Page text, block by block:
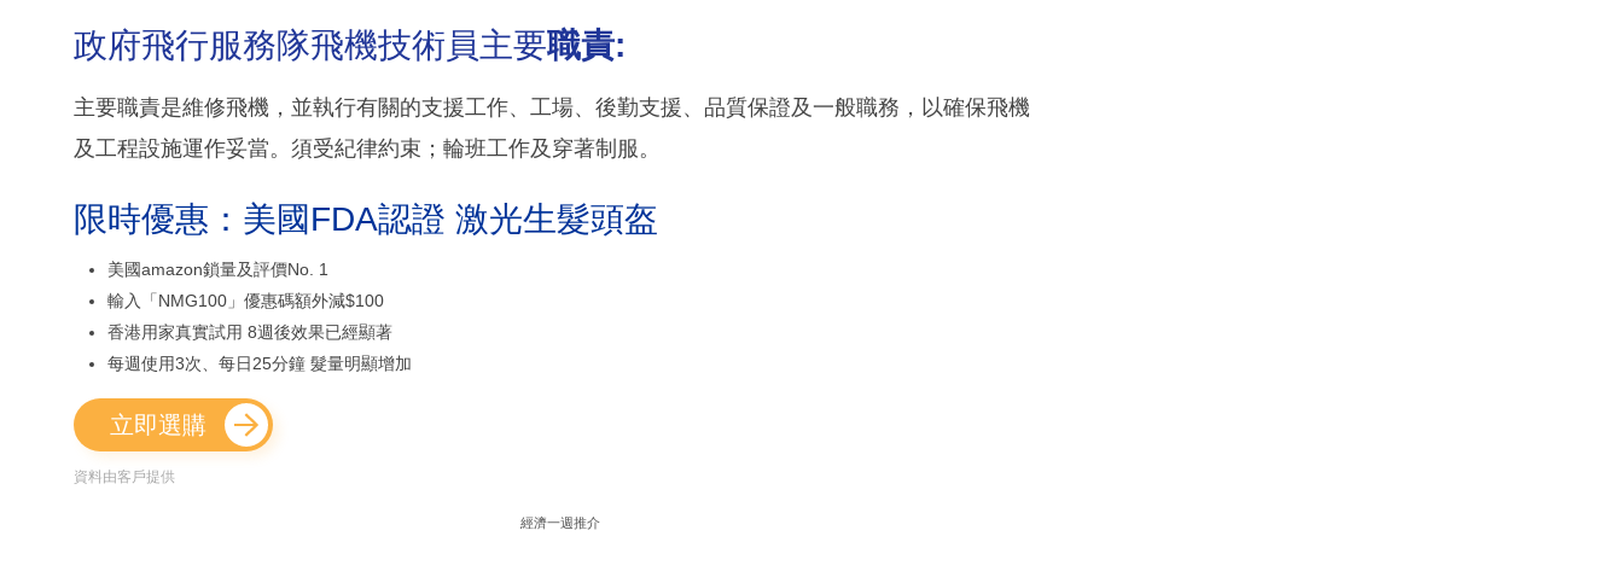
政府飛行服務隊飛機技術員主要職責:
主要職責是維修飛機，並執行有關的支援工作、工場、後勤支援、品質保證及一般職務，以確保飛機
及工程設施運作妥當。須受紀律約束；輪班工作及穿著制服。
限時優惠：美國FDA認證 激光生髮頭盔
美國amazon鎖量及評價No. 1
輸入「NMG100」優惠碼額外減$100
香港用家真實試用 8週後效果已經顯著
每週使用3次、每日25分鐘 髮量明顯增加
立即選購
資料由客戶提供
經濟一週推介